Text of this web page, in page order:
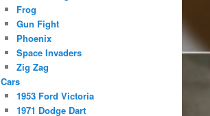
Frog
Gun Fight
Phoenix
Space Invaders
Zig Zag
Cars
1953 Ford Victoria
1971 Dodge Dart